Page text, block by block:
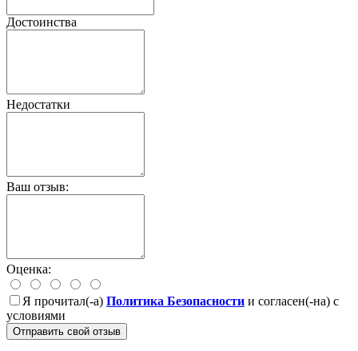
Достоинства
Недостатки
Ваш отзыв:
Оценка:
Я прочитал(-а) Политика Безопасности и согласен(-на) с
условиями
Отправить свой отзыв